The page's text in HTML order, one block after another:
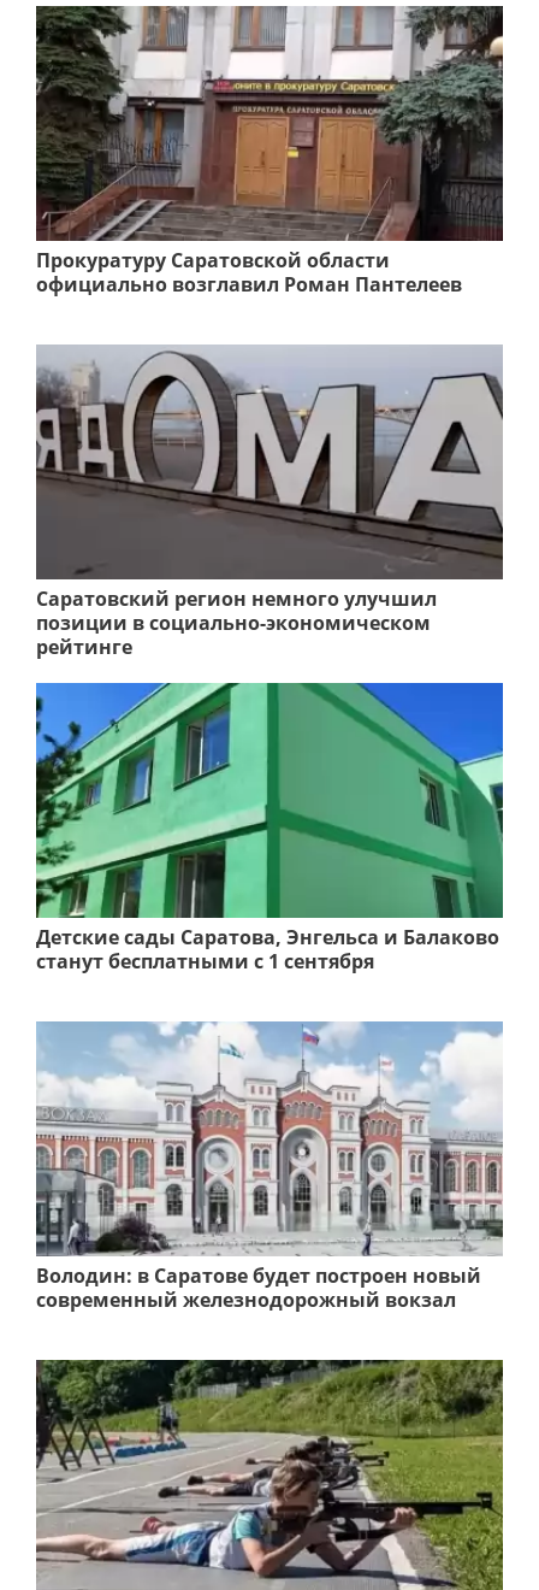
Прокуратуру Саратовской области
официально возглавил Роман Пантелеев
Саратовский регион немного улучшил
позиции в социально-экономическом
рейтинге
Детские сады Саратова, Энгельса и Балаково
станут бесплатными с 1 сентября
Володин: в Саратове будет построен новый
современный железнодорожный вокзал